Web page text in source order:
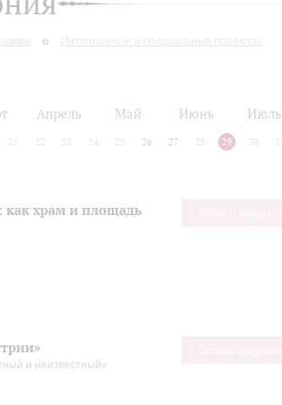
Инклюзивные и специальные проекты
Апрель Май Июнь Июль
21 22 23 24 25 26 27 28 29 30 31
храм и площадь
и неизвестный»